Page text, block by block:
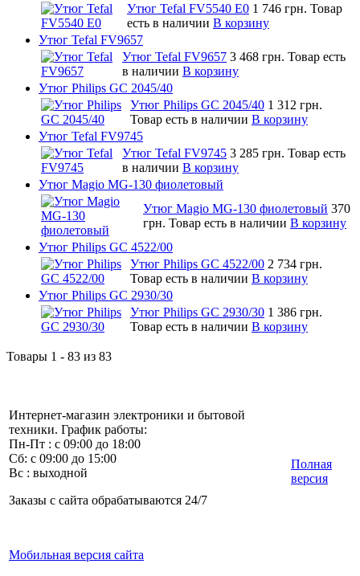
Утюг Tefal FV5540 E0 1 746 грн. Товар
есть в наличии В корзину
Утюг Tefal FV9657
Утюг Tefal FV9657 3 468 грн. Товар есть
в наличии В корзину
Утюг Philips GC 2045/40
Утюг Philips GC 2045/40 1 312 грн.
Товар есть в наличии В корзину
Утюг Tefal FV9745
Утюг Tefal FV9745 3 285 грн. Товар есть
в наличии В корзину
Утюг Magio MG-130 фиолетовый
Утюг Magio MG-130 фиолетовый 370
грн. Товар есть в наличии В корзину
Утюг Philips GC 4522/00
Утюг Philips GC 4522/00 2 734 грн.
Товар есть в наличии В корзину
Утюг Philips GC 2930/30
Утюг Philips GC 2930/30 1 386 грн.
Товар есть в наличии В корзину
Товары 1 - 83 из 83
Интернет-магазин электроники и бытовой
техники. График работы:
Пн-Пт : с 09:00 до 18:00
Сб: с 09:00 до 15:00
Вс : выходной
Заказы с сайта обрабатываются 24/7
Мобильная версия сайта
Полная
версия